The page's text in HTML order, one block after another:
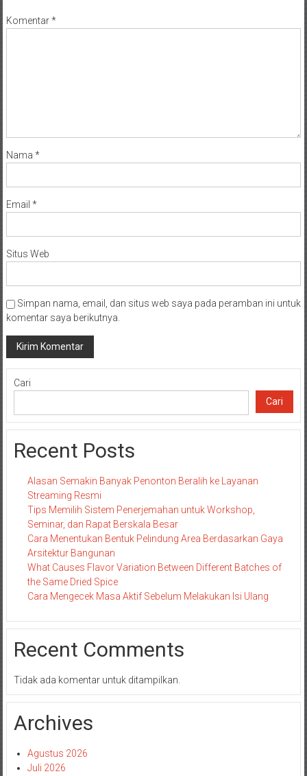
Komentar*
Nama *
Email *
Situs Web
Simpan nama, email, dan situs web saya pada peramban ini untuk
komentar saya berikutnya.
Cari
Cari
Recent Posts
Alasan Semakin Banyak Penonton Beralih ke Layanan
Streaming Resmi
Tips Memilih Sistem Penerjemahan untuk Workshop,
Seminar, dan Rapat Berskala Besar
Cara Menentukan Bentuk Pelindung Area Berdasarkan Gaya
Arsitektur Bangunan
What Causes Flavor Variation Between Different Batches of
the Same Dried Spice
Cara Mengecek Masa Aktif Sebelum Melakukan Isi Ulang
Recent Comments
Tidak ada komentar untuk ditampilkan.
Archives
Agustus 2026
Juli 2026